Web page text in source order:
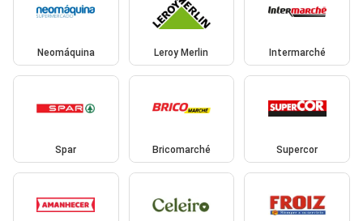
Neomáquina Leroy Merlin Intermarché
Spar Bricomarché Supercor